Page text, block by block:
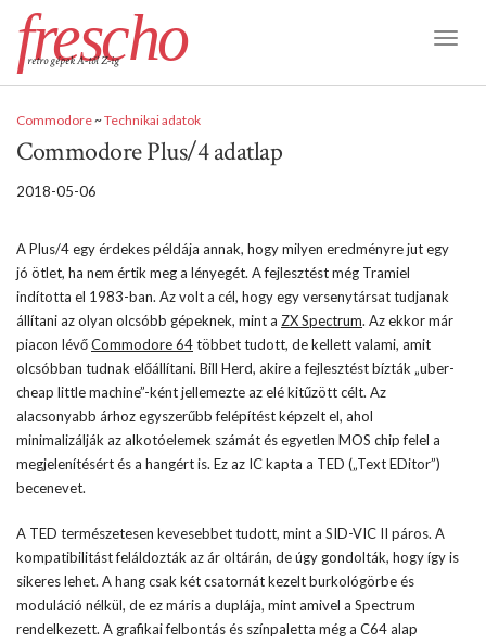
frescho
retro gépek A-tól Z-ig
Commodore~Technikai adatok
Commodore Plus/4 adatlap
2018-05-06
A Plus/4 egy érdekes példája annak, hogy milyen eredményre jut egy
jó ötlet, ha nem értik meg a lényegét. A fejlesztést még Tramiel
indította el 1983-ban. Az volt a cél, hogy egy versenytársat tudjanak
állítani az olyan olcsóbb gépeknek, mint a ZX Spectrum. Az ekkor már
piacon lévőCommodore 64többet tudott, de kellett valami, amit
olcsóbban tudnak előállítani. Bill Herd, akire a fejlesztést bízták „uber-
cheap little machine”-ként jellemezte az elé kitűzött célt. Az
alacsonyabb árhoz egyszerűbb felépítést képzelt el, ahol
minimalizálják az alkotóelemek számát és egyetlen MOS chip felel a
megjelenítésért és a hangért is. Ez az IC kapta a TED („Text EDitor”)
becenevet.
A TED természetesen kevesebbet tudott, mint a SID-VIC II páros. A
kompatibilitást feláldozták az ár oltárán, de úgy gondolták, hogy így is
sikeres lehet. A hang csak két csatornát kezelt burkológörbe és
moduláció nélkül, de ez máris a duplája, mint amivel a Spectrum
rendelkezett. A grafikai felbontás és színpaletta még a C64 alap